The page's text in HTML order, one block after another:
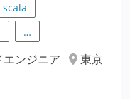
scala
…
ンジニア
東京